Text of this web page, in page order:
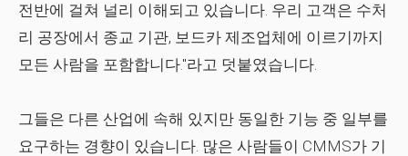
전반에 걸쳐 널리 이해되고 있습니다. 우리 고객은 수처
리 공장에서 종교 기관, 보드카 제조업체에 이르기까지
모든 사람을 포함합니다."라고 덧붙였습니다.
그들은 다른 산업에 속해 있지만 동일한 기능 중 일부를
요구하는 경향이 있습니다. 많은 사람들이 CMMS가 기